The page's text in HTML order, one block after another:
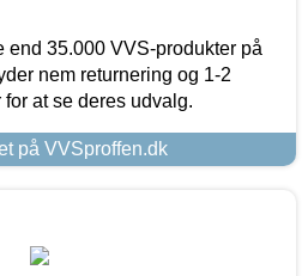
end 35.000 VVS-produkter på
nem returnering og 1-2
at se deres udvalg.
på VVSproffen.dk